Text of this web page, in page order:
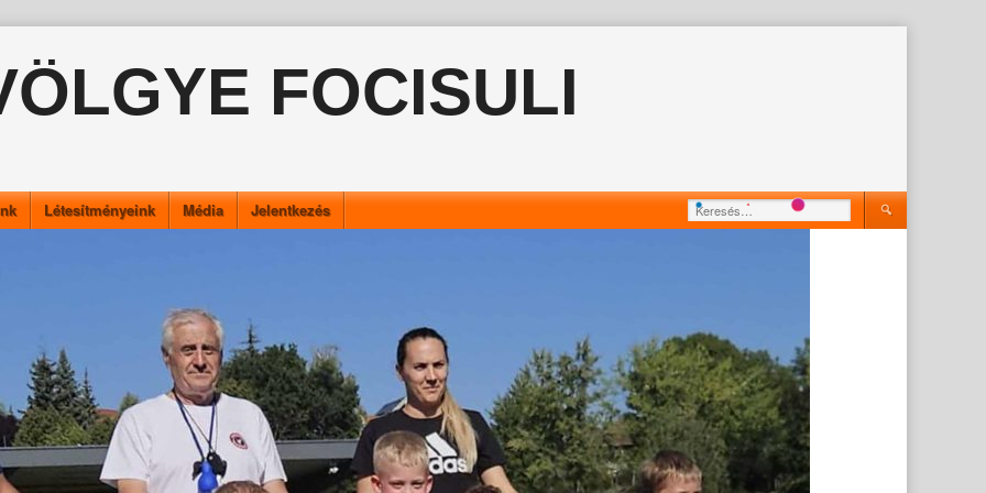
FOCISULI
Létesítményeink Média Jelentkezés Keresés: